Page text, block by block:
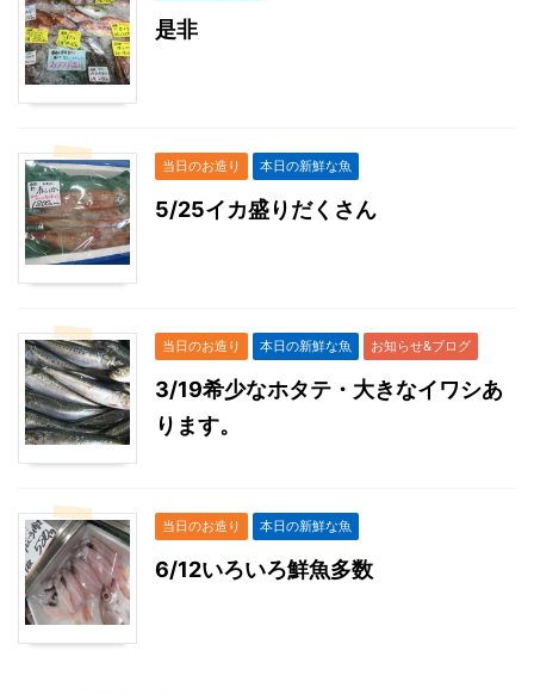
是非
当日のお造り 本日の新鮮な魚
5/25イカ盛りだくさん
当日のお造り 本日の新鮮な魚 お知らせ&ブログ
3/19希少なホタテ・大きなイワシあ
ります。
当日のお造り 本日の新鮮な魚
6/12いろいろ鮮魚多数